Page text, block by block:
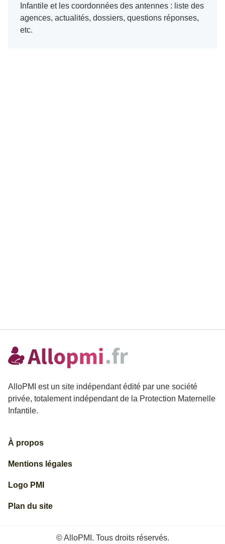
Infantile et les coordonnées des antennes : liste des
agences, actualités, dossiers, questions réponses,
etc.
AlloPMI est un site indépendant édité par une société
privée, totalement indépendant de la Protection Maternelle
Infantile.
© AlloPMI. Tous droits réservés.
À propos
Mentions légales
Logo PMI
Plan du site